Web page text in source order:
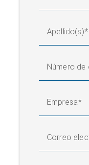
Apellido(s)
Número de
Empresa
Correo